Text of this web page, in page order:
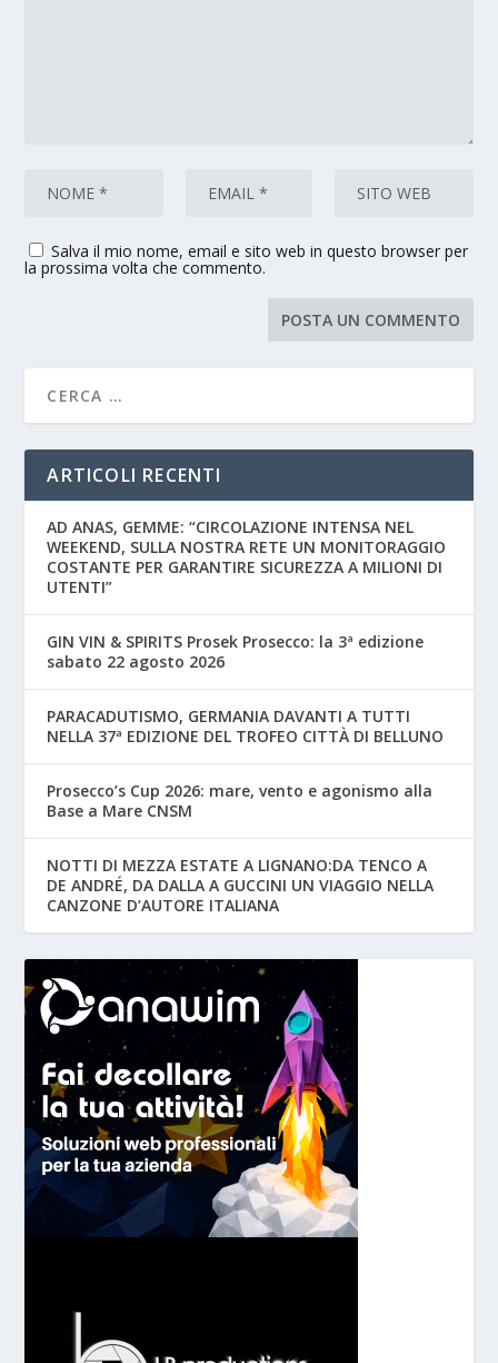
Salva il mio nome, email e sito web in questo browser per
la prossima volta che commento.
ARTICOLI RECENTI
AD ANAS, GEMME: “CIRCOLAZIONE INTENSA NEL
WEEKEND, SULLA NOSTRA RETE UN MONITORAGGIO
COSTANTE PER GARANTIRE SICUREZZA A MILIONI DI
UTENTI”
GIN VIN & SPIRITS Prosek Prosecco: la 3ª edizione
sabato 22 agosto 2026
PARACADUTISMO, GERMANIA DAVANTI A TUTTI
NELLA 37ª EDIZIONE DEL TROFEO CITTÀ DI BELLUNO
Prosecco’s Cup 2026: mare, vento e agonismo alla
Base a Mare CNSM
NOTTI DI MEZZA ESTATE A LIGNANO:DA TENCO A
DE ANDRÉ, DA DALLA A GUCCINI UN VIAGGIO NELLA
CANZONE D’AUTORE ITALIANA